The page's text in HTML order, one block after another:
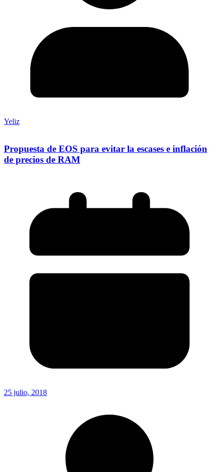
Yeliz
Propuesta de EOS para evitar la escases e inflación
de precios de RAM
25 julio, 2018